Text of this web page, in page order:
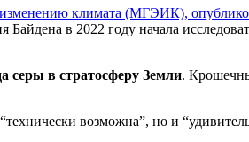
изменению климата (МГЭИК),
в 2022 году начала
серы в стратосферу Земли.
возможна”, но и